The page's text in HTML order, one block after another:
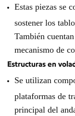
Estas piezas se
sostener los
También
mecanismo de
Estructuras en
Se utilizan
plataformas de
principal del